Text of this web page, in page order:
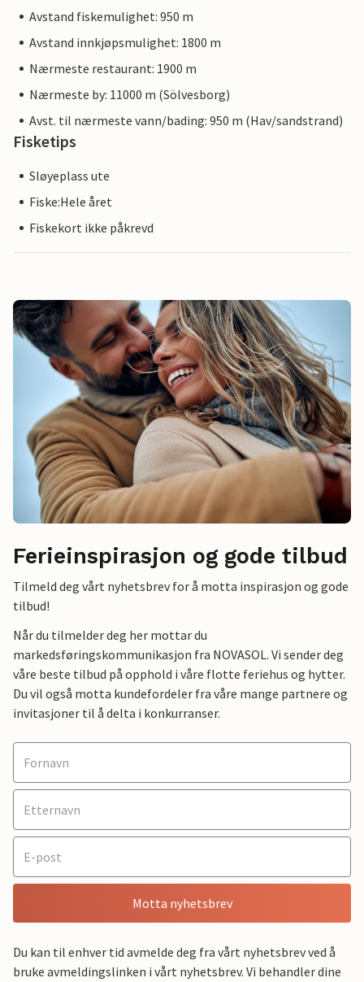
Avstand fiskemulighet: 950 m
Avstand innkjøpsmulighet: 1800 m
Nærmeste restaurant: 1900 m
Nærmeste by: 11000 m (Sölvesborg)
Avst. til nærmeste vann/bading: 950 m (Hav/sandstrand)
Fisketips
Sløyeplass ute
Fiske:Hele året
Fiskekort ikke påkrevd
Ferieinspirasjon og gode tilbud
Tilmeld deg vårt nyhetsbrev for å motta inspirasjon og gode
tilbud!
Når du tilmelder deg her mottar du
markedsføringskommunikasjon fra NOVASOL. Vi sender deg
våre beste tilbud på opphold i våre flotte feriehus og hytter.
Du vil også motta kundefordeler fra våre mange partnere og
invitasjoner til å delta i konkurranser.
Motta nyhetsbrev
Du kan til enhver tid avmelde deg fra vårt nyhetsbrev ved å
bruke avmeldingslinken i vårt nyhetsbrev. Vi behandler dine